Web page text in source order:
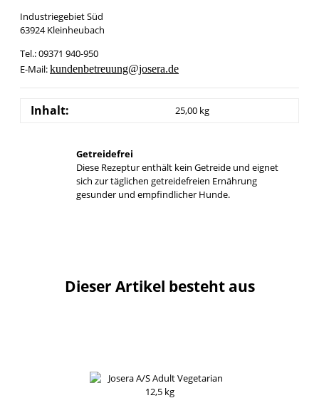
Industriegebiet Süd
63924 Kleinheubach
Tel.: 09371 940-950
E-Mail:kundenbetreuung@josera.de
Inhalt: 25,00 kg
Getreidefrei
Diese Rezeptur enthält kein Getreide und eignet
sich zur täglichen getreidefreien Ernährung
gesunder und empfindlicher Hunde.
Dieser Artikel besteht aus